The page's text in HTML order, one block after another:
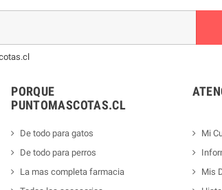
PORQUE
PUNTOMASCOTAS.CL
De todo para gatos
De todo para perros
La mas completa farmacia
Mi
Mis